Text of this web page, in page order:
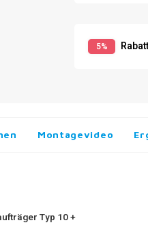
5%
Montagevideo
Typ 10 +